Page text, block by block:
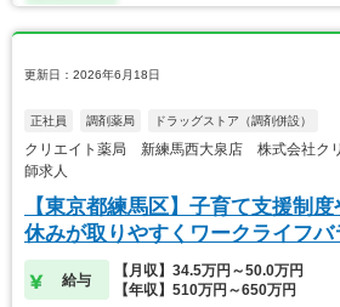
更新日：2026年6月18日
正社員 調剤薬局 ドラッグストア（調剤併設）
クリエイト薬局 新練馬西大泉店 株式会社ク
師求人
【東京都練馬区】子育て支援制
休みが取りやすくワークライフ
給与
【月収】34.5万円～50.0万円
【年収】510万円～650万円